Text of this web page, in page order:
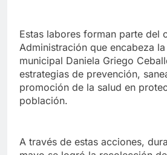
Estas labores forman parte del
Administración que encabeza
municipal Daniela Griego
estrategias de prevención,
promoción de la salud en
población.
A través de estas acciones,